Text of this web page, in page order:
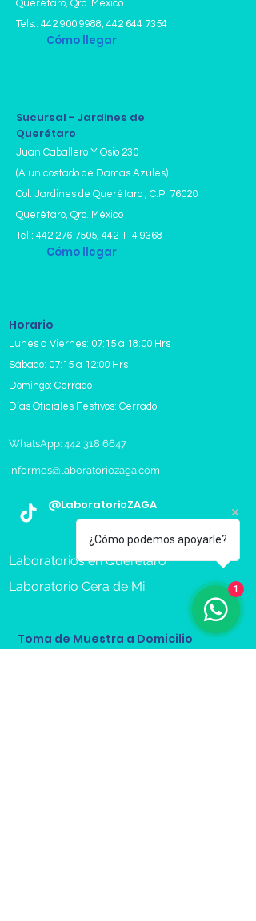
Querétaro, Qro. México
Tels.: 442 900 9988, 442 644 7354
Cómo llegar
Sucursal - Jardines de
Querétaro
Cómo llegar
Juan Caballero Y Osio 230
(A un costado de Damas Azules)
Col. Jardines de Querétaro , C.P. 76020
Querétaro, Qro. México
Tel.: 442 276 7505, 442 114 9368
Horario
Lunes a Viernes: 07:15 a 18:00 Hrs
Sábado: 07:15 a 12:00 Hrs
Domingo: Cerrado
Días Oficiales Festivos: Cerrado
WhatsApp: 442 318 6647
informes@laboratoriozaga.com
@LaboratorioZAGA
Laboratorios en Queretaro
Laboratorio Cera de Mi
Toma de Muestra a Domicilio
¿Cómo podemos apoyarle?
1